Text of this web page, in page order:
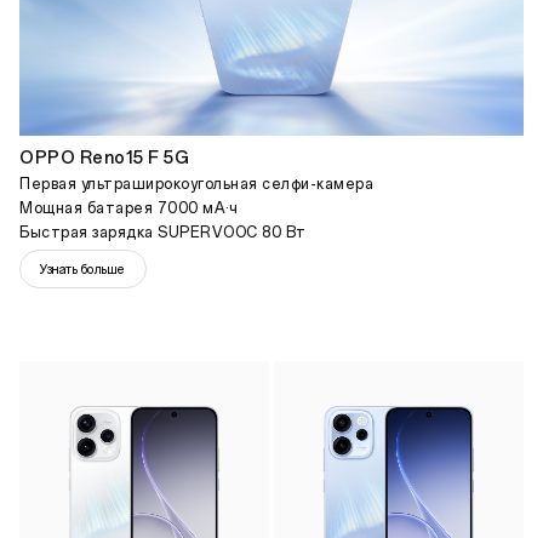
OPPO Reno15 F 5G
Первая ультраширокоугольная селфи-камера
Мощная батарея 7000 мА·ч
Быстрая зарядка SUPERVOOC 80 Вт
Узнать больше